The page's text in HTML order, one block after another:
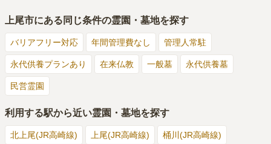
上尾市にある同じ条件の霊園・墓地を探す
バリアフリー対応 年間管理費なし 管理人常駐
永代供養プランあり 在来仏教 一般墓 永代供養墓
民営霊園
利用する駅から近い霊園・墓地を探す
北上尾(JR高崎線) 上尾(JR高崎線) 桶川(JR高崎線)